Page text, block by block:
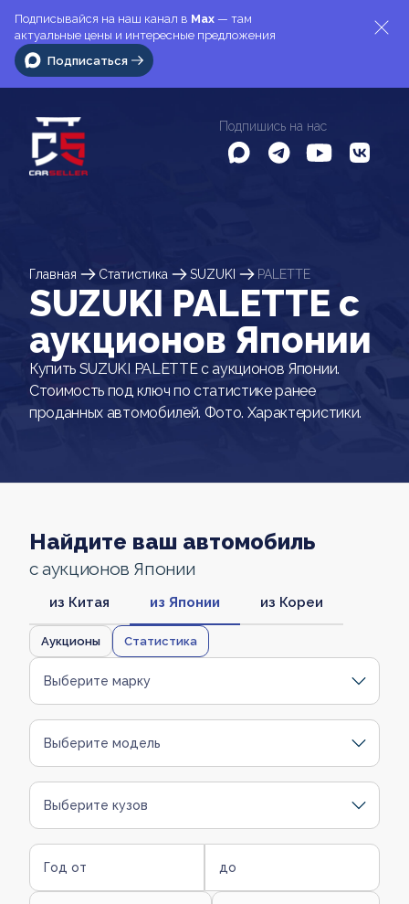
Подписывайся на наш канал в Max — там
актуальные цены и интересные предложения
Подписаться
Подпишись на нас
Главная Статистика SUZUKI PALETTE
SUZUKI PALETTE c
аукционов Японии
Купить SUZUKI PALETTE с аукционов Японии.
Стоимость под ключ по статистике ранее
проданных автомобилей. Фото. Характеристики.
Найдите ваш автомобиль
с аукционов Японии
из Китая из Японии из Кореи
Аукционы Статистика
Выберите марку
Выберите модель
Выберите кузов
Год от до